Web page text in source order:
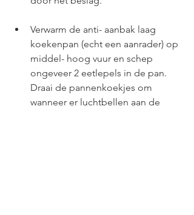
Verwarm de anti- aanbak laag
koekenpan (echt een aanrader) op
middel- hoog vuur en schep
ongeveer 2 eetlepels in de pan.
Draai de pannenkoekjes om
wanneer er luchtbellen aan de